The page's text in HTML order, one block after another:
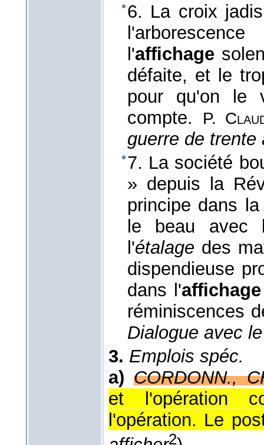
6. La croix
l'affichage
défaite, et le
pour qu'on le
compte.
P.
guerre de trente
7. La société
» depuis la
principe dans
le beau avec
l'étalage des
dispendieuse
dans l'affichage
réminiscences
Dialogue avec
3. Emplois spéc.
a) CORDONN.,
et l'opération
l'opération. Le
2